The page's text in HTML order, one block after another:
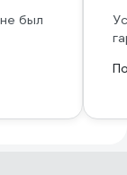
был